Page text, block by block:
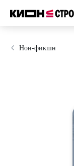
Нон-фикшн